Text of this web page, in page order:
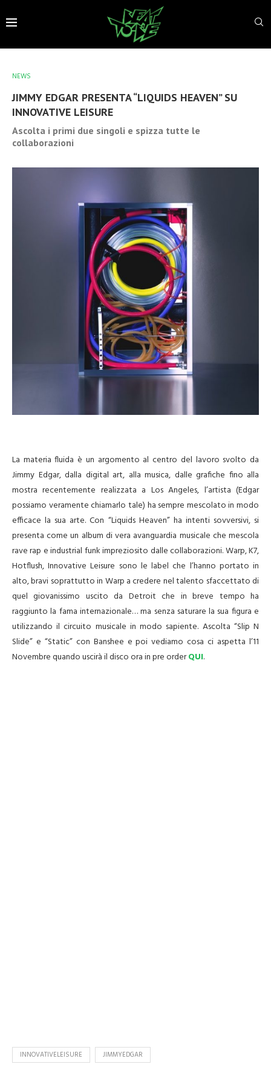
NEWS
JIMMY EDGAR PRESENTA “LIQUIDS HEAVEN” SU
INNOVATIVE LEISURE
Ascolta i primi due singoli e spizza tutte le
collaborazioni
La materia fluida è un argomento al centro del lavoro svolto da
Jimmy Edgar, dalla digital art, alla musica, dalle grafiche fino alla
mostra recentemente realizzata a Los Angeles, l’artista (Edgar
possiamo veramente chiamarlo tale) ha sempre mescolato in modo
efficace la sua arte. Con “Liquids Heaven” ha intenti sovversivi, si
presenta come un album di vera avanguardia musicale che mescola
rave rap e industrial funk impreziosito dalle collaborazioni. Warp, K7,
Hotflush, Innovative Leisure sono le label che l’hanno portato in
alto, bravi soprattutto in Warp a credere nel talento sfaccettato di
quel giovanissimo uscito da Detroit che in breve tempo ha
raggiunto la fama internazionale… ma senza saturare la sua figura e
utilizzando il circuito musicale in modo sapiente. Ascolta “Slip N
Slide” e “Static” con Banshee e poi vediamo cosa ci aspetta l’11
Novembre quando uscirà il disco ora in pre orderQUI.
INNOVATIVELEISURE JIMMYEDGAR